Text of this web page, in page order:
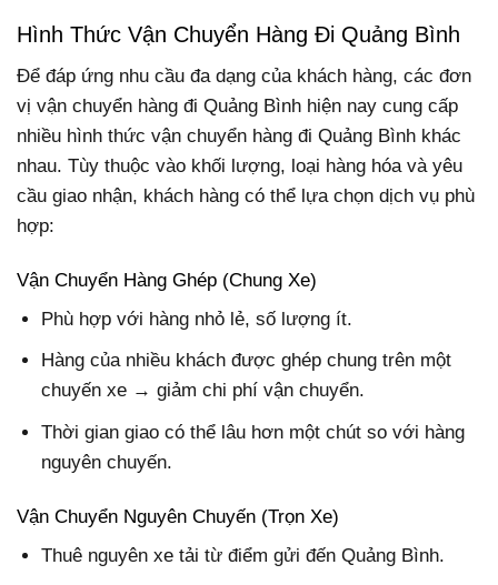
Hình Thức Vận Chuyển Hàng Đi Quảng Bình
Để đáp ứng nhu cầu đa dạng của khách hàng, các đơn
vị vận chuyển hàng đi Quảng Bình hiện nay cung cấp
nhiều hình thức vận chuyển hàng đi Quảng Bình khác
nhau. Tùy thuộc vào khối lượng, loại hàng hóa và yêu
cầu giao nhận, khách hàng có thể lựa chọn dịch vụ phù
hợp:
Vận Chuyển Hàng Ghép (Chung Xe)
Phù hợp với hàng nhỏ lẻ, số lượng ít.
Hàng của nhiều khách được ghép chung trên một
chuyến xe → giảm chi phí vận chuyển.
Thời gian giao có thể lâu hơn một chút so với hàng
nguyên chuyến.
Vận Chuyển Nguyên Chuyến (Trọn Xe)
Thuê nguyên xe tải từ điểm gửi đến Quảng Bình.